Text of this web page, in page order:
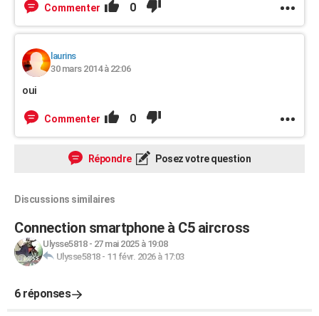
Commenter 0
laurins
30 mars 2014 à 22:06
oui
Commenter 0
Répondre Posez votre question
Discussions similaires
Connection smartphone à C5 aircross
Ulysse5818- 27 mai 2025 à 19:08
Ulysse5818- 11 févr. 2026 à 17:03
6 réponses